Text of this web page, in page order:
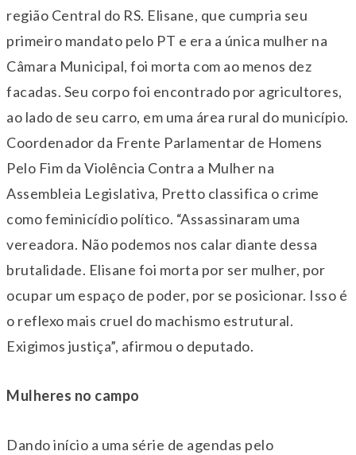
região Central do RS. Elisane, que cumpria seu
primeiro mandato pelo PT e era a única mulher na
Câmara Municipal, foi morta com ao menos dez
facadas. Seu corpo foi encontrado por agricultores,
ao lado de seu carro, em uma área rural do município.
Coordenador da Frente Parlamentar de Homens
Pelo Fim da Violência Contra a Mulher na
Assembleia Legislativa, Pretto classifica o crime
como feminicídio político. “Assassinaram uma
vereadora. Não podemos nos calar diante dessa
brutalidade. Elisane foi morta por ser mulher, por
ocupar um espaço de poder, por se posicionar. Isso é
o reflexo mais cruel do machismo estrutural.
Exigimos justiça”, afirmou o deputado.
Mulheres no campo
Dando início a uma série de agendas pelo